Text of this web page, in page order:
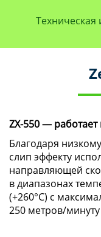
ZX-550 —
Благодаря
слип эффекту
направляющей
в диапазонах
(+260°C) с
250 метров/минуту